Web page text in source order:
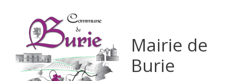
Mairie de
Burie